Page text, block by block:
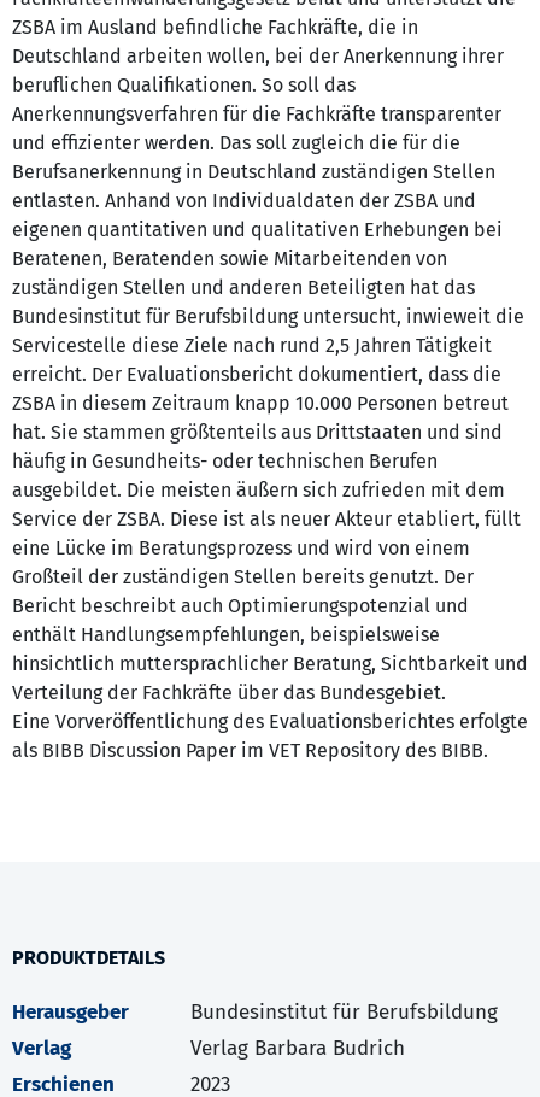
ZSBA im Ausland befindliche Fachkräfte, die in
Deutschland arbeiten wollen, bei der Anerkennung ihrer
beruflichen Qualifikationen. So soll das
Anerkennungsverfahren für die Fachkräfte transparenter
und effizienter werden. Das soll zugleich die für die
Berufsanerkennung in Deutschland zuständigen Stellen
entlasten. Anhand von Individualdaten der ZSBA und
eigenen quantitativen und qualitativen Erhebungen bei
Beratenen, Beratenden sowie Mitarbeitenden von
zuständigen Stellen und anderen Beteiligten hat das
Bundesinstitut für Berufsbildung untersucht, inwieweit die
Servicestelle diese Ziele nach rund 2,5 Jahren Tätigkeit
erreicht. Der Evaluationsbericht dokumentiert, dass die
ZSBA in diesem Zeitraum knapp 10.000 Personen betreut
hat. Sie stammen größtenteils aus Drittstaaten und sind
häufig in Gesundheits- oder technischen Berufen
ausgebildet. Die meisten äußern sich zufrieden mit dem
Service der ZSBA. Diese ist als neuer Akteur etabliert, füllt
eine Lücke im Beratungsprozess und wird von einem
Großteil der zuständigen Stellen bereits genutzt. Der
Bericht beschreibt auch Optimierungspotenzial und
enthält Handlungsempfehlungen, beispielsweise
hinsichtlich muttersprachlicher Beratung, Sichtbarkeit und
Verteilung der Fachkräfte über das Bundesgebiet.
Eine Vorveröffentlichung des Evaluationsberichtes erfolgte
als BIBB Discussion Paper im VET Repository des BIBB.
PRODUKTDETAILS
Herausgeber
Bundesinstitut für Berufsbildung
Verlag
Verlag Barbara Budrich
Erschienen
2023